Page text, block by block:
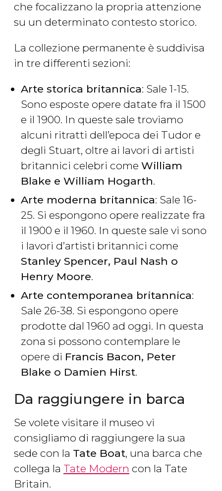
che focalizzano la propria attenzione
su un determinato contesto storico.
La collezione permanente è suddivisa
in tre differenti sezioni:
Arte storica britannica: Sale 1-15.
Sono esposte opere datate fra il 1500
e il 1900. In queste sale troviamo
alcuni ritratti dell’epoca dei Tudor e
degli Stuart, oltre ai lavori di artisti
britannici celebri come William
Blake e William Hogarth.
Arte moderna britannica: Sale 16-
25. Si espongono opere realizzate fra
il 1900 e il 1960. In queste sale vi sono
i lavori d’artisti britannici come
Stanley Spencer, Paul Nash o
Henry Moore.
Arte contemporanea britannica:
Sale 26-38. Si espongono opere
prodotte dal 1960 ad oggi. In questa
zona si possono contemplare le
opere di Francis Bacon, Peter
Blake o Damien Hirst.
Da raggiungere in barca
Se volete visitare il museo vi
consigliamo di raggiungere la sua
sede con la Tate Boat, una barca che
collega la Tate Modern con la Tate
Britain.